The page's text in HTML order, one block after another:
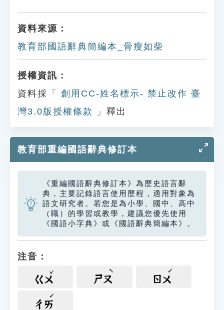
資料來源：
教育部國語辭典簡編本_骨瘦如柴
授權資訊：
資料採「
創用CC-姓名標示- 禁止改作 臺
灣3.0版授權條款
」釋出
教育部重編國語辭典修訂本
《重編國語辭典修訂本》為歷史語言辭
典，主要記錄語言使用歷程，適用對象為
語文研究者。若您是為小學、國中、高中
（職）的學習或教學，建議您優先使用
《國語小字典》或《國語辭典簡編本》。
注音：
ㄍㄨ ㄕㄡ ㄖㄨ
ㄔㄞ